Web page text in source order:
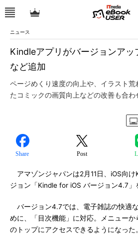
ニュース
Kindleアプリがバージョンアッ
など追加
ページめくり速度の向上や、イラスト荒
たコミックの画質向上などの改善も合わ
Share Post
アマゾンジャパンは2月11日、iOS向け
ジョン「Kindle for iOS バージョン4.7」
バージョン4.7では、電子雑誌の快適
めに、「目次機能」に対応。メニュー
のトップにアクセスできるようになった。